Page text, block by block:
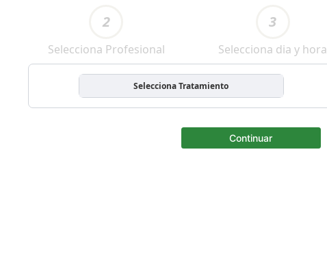
2
Selecciona Profesional
3
Selecciona dia y hora
Selecciona Tratamiento
Continuar